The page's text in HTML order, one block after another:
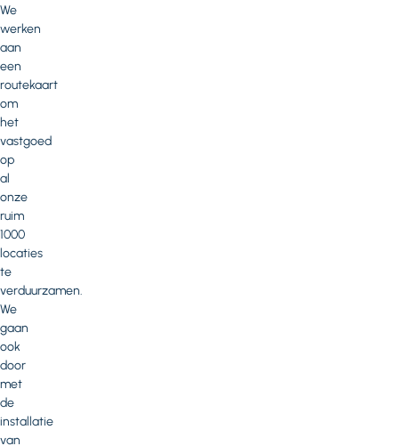
We
werken
aan
een
routekaart
om
het
vastgoed
op
al
onze
ruim
1000
locaties
te
verduurzamen.
We
gaan
ook
door
met
de
installatie
van